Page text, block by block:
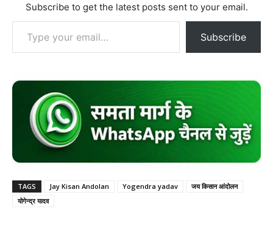
Subscribe to get the latest posts sent to your email.
Type your email…
Subscribe
TAGS Jay Kisan Andolan Yogendra yadav
जय किसान आंदोलन
योगेन्द्र यादव